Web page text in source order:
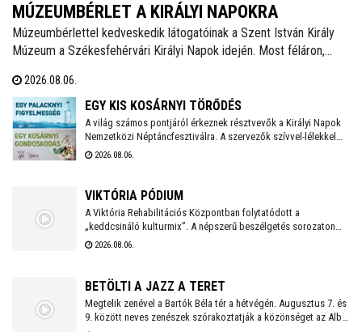
MÚZEUMBÉRLET A KIRÁLYI NAPOKRA
Múzeumbérlettel kedveskedik látogatóinak a Szent István Király
Múzeum a Székesfehérvári Királyi Napok idején. Most féláron,
összes fehérvári kiállítóhely látogatható lesz az ünnepi időszakban.
2026.08.06.
EGY KIS KOSÁRNYI TÖRŐDÉS
A világ számos pontjáról érkeznek résztvevők a Királyi Napok
Nemzetközi Néptáncfesztiválra. A szervezők szívvel-lélekkel
készülnek, saját maguk is főznek majd a vendégeknek igazi,
sikeréhez, a gyűjtés augusztus 10-én, hétfőn kezdődik a
2026.08.06.
VIKTÓRIA PÓDIUM
A Viktória Rehabilitációs Központban folytatódott a
„keddcsináló kulturmix”. A népszerű beszélgetés sorozaton
ezúttal is kivételes vendégek tisztelték meg a Viktória Pódium
2026.08.06.
BETÖLTI A JAZZ A TERET
Megtelik zenével a Bartók Béla tér a hétvégén. Augusztus 7. és
9. között neves zenészek szórakoztatják a közönséget az Alba